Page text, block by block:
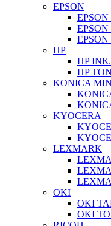
EPSON
HP
HP
HP
KONICA
KYOCERA
LEXMARK
OKI
OKI
OKI